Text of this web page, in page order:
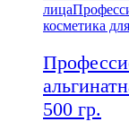
лица
косметика
500 гр.